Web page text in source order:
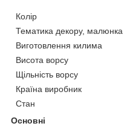
Колір
Тематика декору, малюнка
Виготовлення килима
Висота ворсу
Щільність ворсу
Країна виробник
Стан
Основні